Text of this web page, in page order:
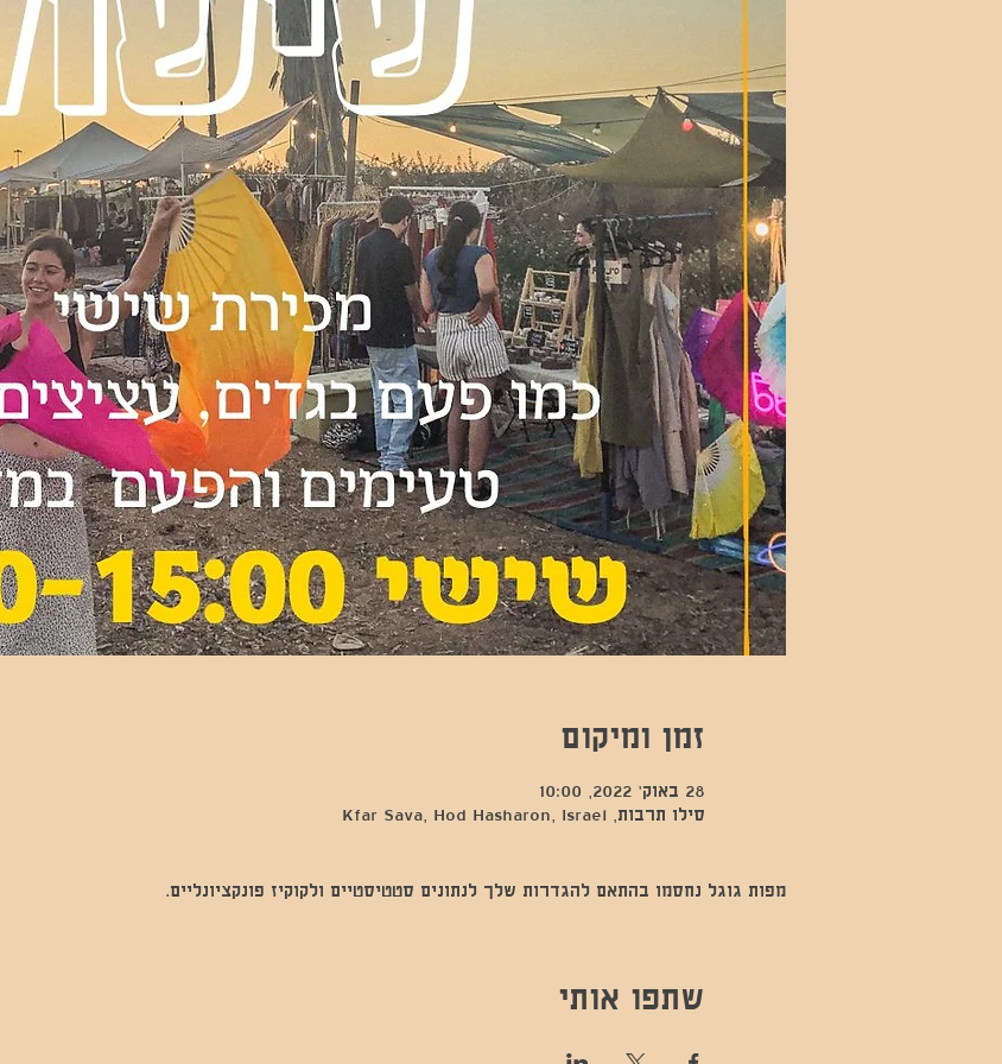
זמן ומיקום
28 באוק׳ 2022, 10:00
סילו תרבות, Kfar Sava, Hod Hasharon, Israel
מפות גוגל נחסמו בהתאם להגדרות שלך לנתונים סטטיסטיים ולקוקיז פונקציונליים.
שתפו אותי